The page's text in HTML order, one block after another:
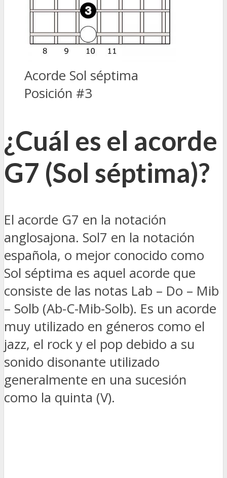
Acorde Sol séptima
Posición #3
¿Cuál es el acorde
G7 (Sol séptima)?
El acorde G7 en la notación
anglosajona. Sol7 en la notación
española, o mejor conocido como
Sol séptima es aquel acorde que
consiste de las notas Lab – Do – Mib
– Solb (Ab-C-Mib-Solb). Es un acorde
muy utilizado en géneros como el
jazz, el rock y el pop debido a su
sonido disonante utilizado
generalmente en una sucesión
como la quinta (V).